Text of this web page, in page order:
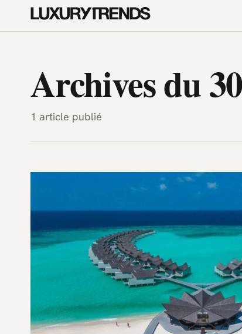
LuxuryTrends.fr —
Archives du
1 article publié